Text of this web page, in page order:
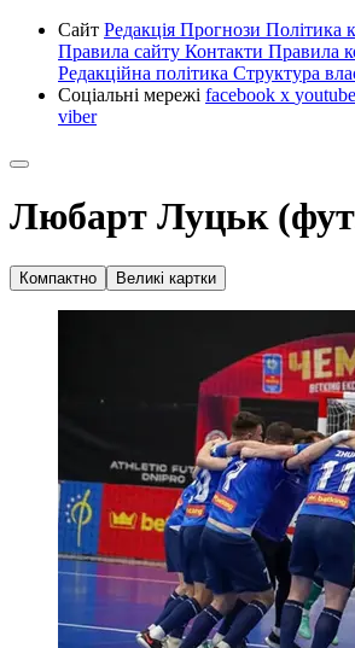
Сайт Редакція Прогнози Політика
Правила сайту Контакти Правила
Редакційна політика Структура
Соціальні мережі facebook x youtube
viber
Любарт Луцьк
Компактно Великі картки